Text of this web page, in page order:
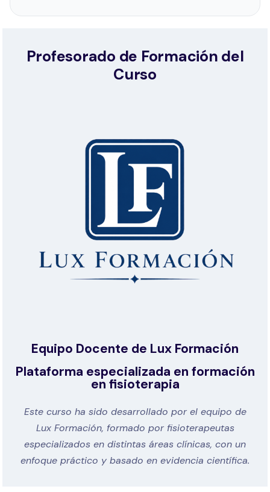
Profesorado de Formación del
Curso
Equipo Docente de Lux Formación
Plataforma especializada en formación
en fisioterapia
Este curso ha sido desarrollado por el equipo de
Lux Formación, formado por fisioterapeutas
especializados en distintas áreas clínicas, con un
enfoque práctico y basado en evidencia científica.